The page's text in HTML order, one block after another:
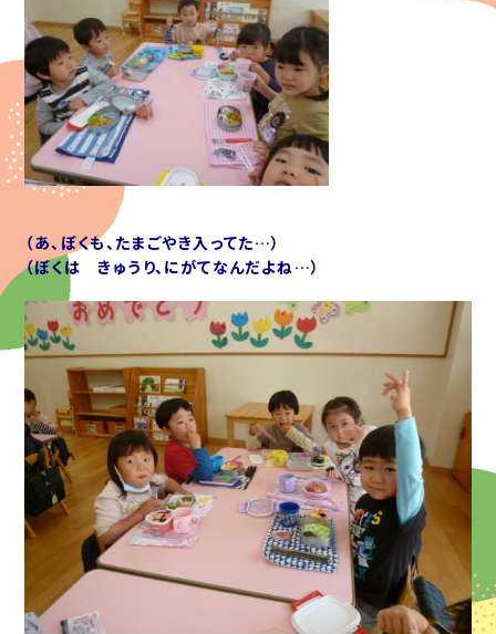
（あ、ぼくも、たまごやき入ってた…）
（ぼくは きゅうり、にがてなんだよね…）